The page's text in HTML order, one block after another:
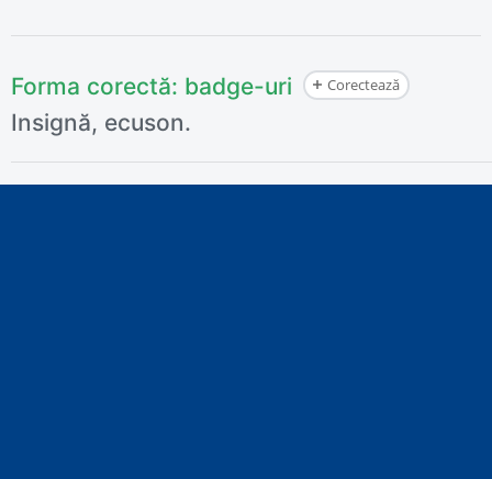
Forma corectă: badge-uri Corectează
Insignă, ecuson.